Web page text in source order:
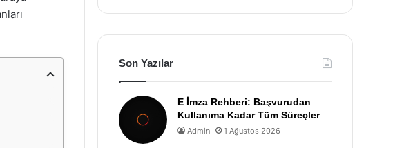
Son Yazılar
E İmza Rehberi: Başvurudan
Kullanıma Kadar Tüm Süreçler
Admin 1 Ağustos 2026